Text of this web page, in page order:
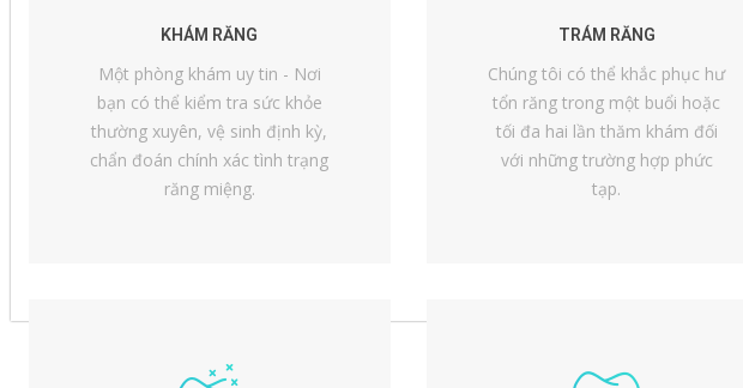
KHÁM RĂNG
Một phòng khám uy tin - Nơi
bạn có thể kiểm tra sức khỏe
thường xuyên, vệ sinh định kỳ,
chẩn đoán chính xác tình trạng
răng miệng.
TRÁM RĂNG
Chúng tôi có thể khắc phục hư
tổn răng trong một buổi hoặc
tối đa hai lần thăm khám đối
với những trường hợp phức
tạp.